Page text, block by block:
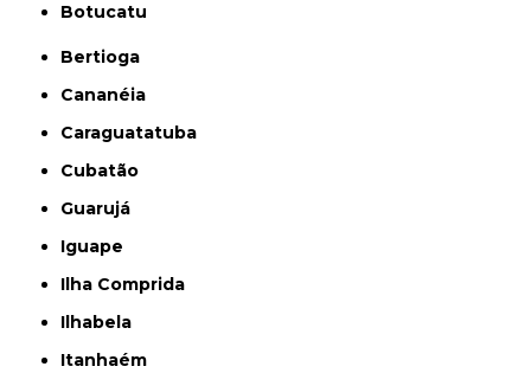
Botucatu
Bertioga
Cananéia
Caraguatatuba
Cubatão
Guarujá
Iguape
Ilha Comprida
Ilhabela
Itanhaém